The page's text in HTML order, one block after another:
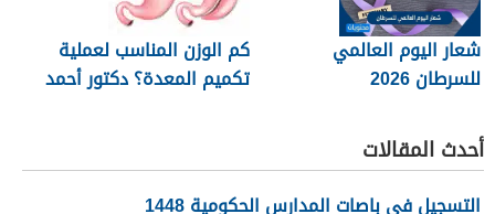
شعار اليوم العالمي
للسرطان 2026
كم الوزن المناسب لعملية
تكميم المعدة؟ دكتور أحمد
أحدث المقالات
التسجيل في باصات المدارس الحكومية 1448